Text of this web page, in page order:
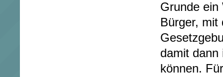
Grunde ein
Bürger, mit
damit dann
können.